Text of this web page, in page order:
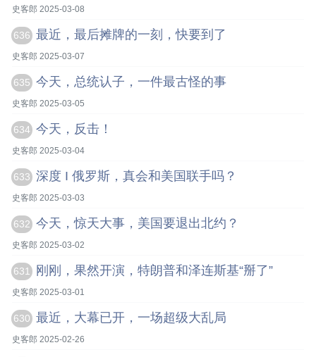
史客郎 2025-03-08
636 最近，最后摊牌的一刻，快要到了
史客郎 2025-03-07
635 今天，总统认子，一件最古怪的事
史客郎 2025-03-05
634 今天，反击！
史客郎 2025-03-04
633 深度 I 俄罗斯，真会和美国联手吗？
史客郎 2025-03-03
632 今天，惊天大事，美国要退出北约？
史客郎 2025-03-02
631 刚刚，果然开演，特朗普和泽连斯基“掰了”
史客郎 2025-03-01
630 最近，大幕已开，一场超级大乱局
史客郎 2025-02-26